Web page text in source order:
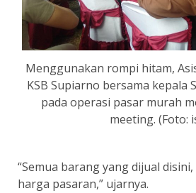
Menggunakan rompi hitam,
KSB Supiarno bersama kepala
pada operasi pasar murah
meeting. (Foto:
“Semua barang yang dijual
harga pasaran,” ujarnya.